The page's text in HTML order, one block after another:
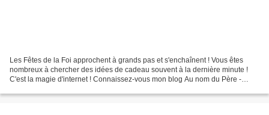
Les Fêtes de la Foi approchent à grands pas et s'enchaînent ! Vous êtes
nombreux à chercher des idées de cadeau souvent à la dernière minute !
C'est la magie d'internet ! Connaissez-vous mon blog Au nom du Père -